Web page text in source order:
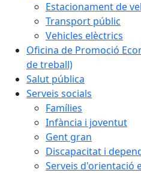
Estacionament de
Transport públic
Vehicles elèctrics
Oficina de Promoció
de treball)
Salut pública
Serveis socials
Famílies
Infància i joventut
Gent gran
Discapacitat i
Serveis d'orientació